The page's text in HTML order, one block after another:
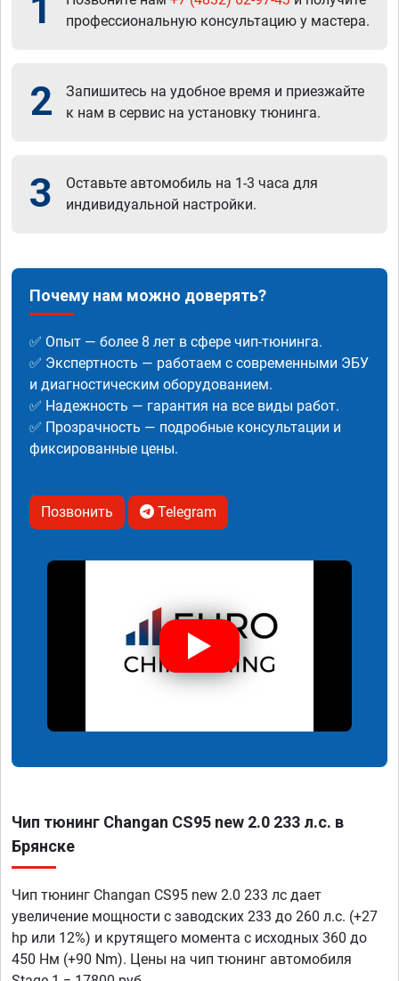
профессиональную консультацию у мастера.
2
Запишитесь на удобное время и приезжайте
к нам в сервис на установку тюнинга.
3
Оставьте автомобиль на 1-3 часа для
индивидуальной настройки.
Почему нам можно доверять?
✅ Опыт — более 8 лет в сфере чип-тюнинга.
✅ Экспертность — работаем с современными ЭБУ
и диагностическим оборудованием.
✅ Надежность — гарантия на все виды работ.
✅ Прозрачность — подробные консультации и
фиксированные цены.
Позвонить Telegram
Чип тюнинг Changan CS95 new 2.0 233 л.с. в
Брянске
Чип тюнинг Changan CS95 new 2.0 233 лс дает
увеличение мощности с заводских 233 до 260 л.с. (+27
hp или 12%) и крутящего момента с исходных 360 до
450 Нм (+90 Nm). Цены на чип тюнинг автомобиля